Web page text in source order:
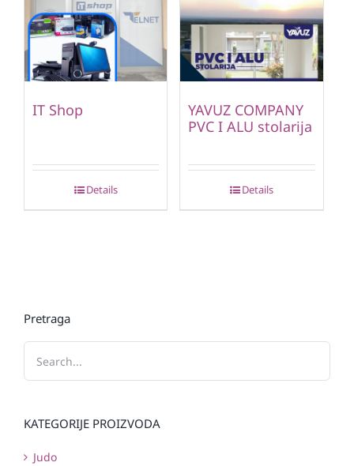
IT Shop
Details
YAVUZ COMPANY
PVC I ALU stolarija
Details
Pretraga
KATEGORIJE PROIZVODA
Judo